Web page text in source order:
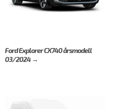
Ford Explorer CX740 årsmodell
03/2024 →